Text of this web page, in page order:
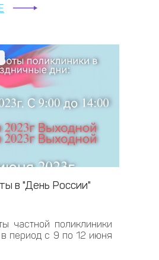
в "День России"
частной поликлиники
в период с 9 по 12 июня